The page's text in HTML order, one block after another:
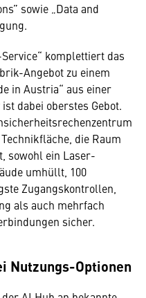
sowie „Data and
komplettiert das
Angebot zu einem
in Austria“ aus einer
dabei oberstes Gebot.
Technikfläche, die Raum
sowohl ein Laser-
umhüllt, 100
Zugangskontrollen,
als auch mehrfach
sicher.
Nutzungs-Optionen